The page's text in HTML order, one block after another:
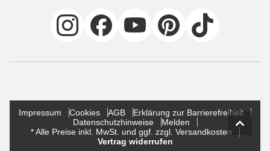
Impressum Cookies AGB
Erklärung zur Barrierefreiheit
Datenschutzhinweise
Melden
* Alle Preise inkl. MwSt. und ggf. zzgl. Versandkosten
Vertrag widerrufen